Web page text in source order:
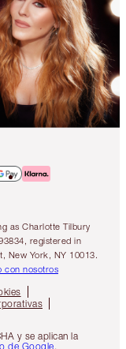
as Charlotte Tilbury
registered in
New York, NY 10013.
con nosotros
y se aplican la
de Google.